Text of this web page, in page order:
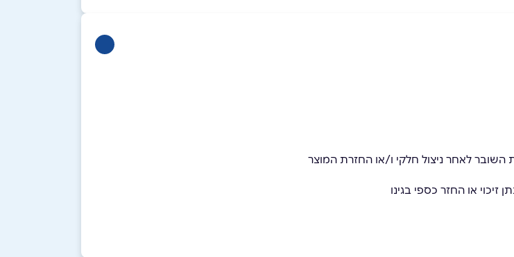
השובר לאחר ניצול חלקי ו/או החזרת המוצר
או החזר כספי בגינו